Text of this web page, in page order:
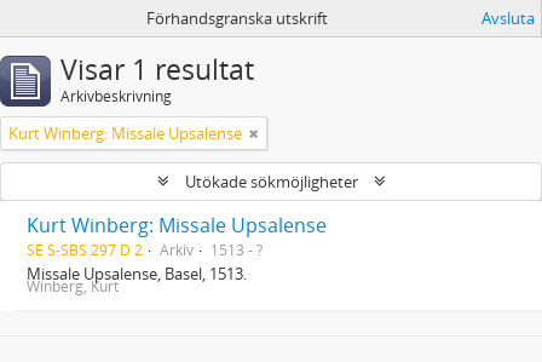
Förhandsgranska utskrift Avsluta
Visar 1 resultat
Arkivbeskrivning
Kurt Winberg: Missale Upsalense
Utökade sökmöjligheter
Kurt Winberg: Missale Upsalense
SE S-SBS 297 D 2 Arkiv 1513 - ?
Missale Upsalense, Basel, 1513.
Winberg, Kurt